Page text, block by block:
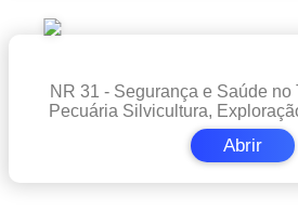
NR 31 - Segurança e Saúde no
Pecuária Silvicultura,
Abrir